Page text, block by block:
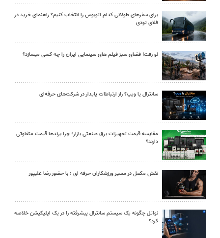
برای سفرهای طولانی کدام اتوبوس را انتخاب کنیم؟ راهنمای خرید در
فلای تودی
لو رفت! فضای سبز فیلم های سینمایی ایران را چه کسی میسازد؟
سانترال یا ویپ؟ راز ارتباطات پایدار در شرکت‌های حرفه‌ای
مقایسه قیمت تجهیزات برق صنعتی بازار؛ چرا برندها قیمت متفاوتی
دارند؟
نقش مکمل در مسیر ورزشکاران حرفه ای ؛ با حضور رضا علیپور
نواتل چگونه یک سیستم سانترال پیشرفته را در یک اپلیکیشن خلاصه
کرد؟